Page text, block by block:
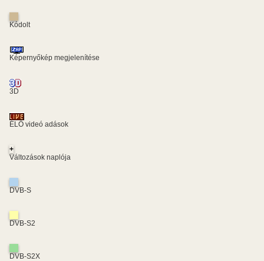
Kódolt
Képernyőkép megjelenítése
3D
ÉLŐ videó adások
+
Változások naplója
DVB-S
DVB-S2
DVB-S2X